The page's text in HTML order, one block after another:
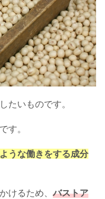
たいものです。
す。
うな働きをする成分
けるため、 バストア